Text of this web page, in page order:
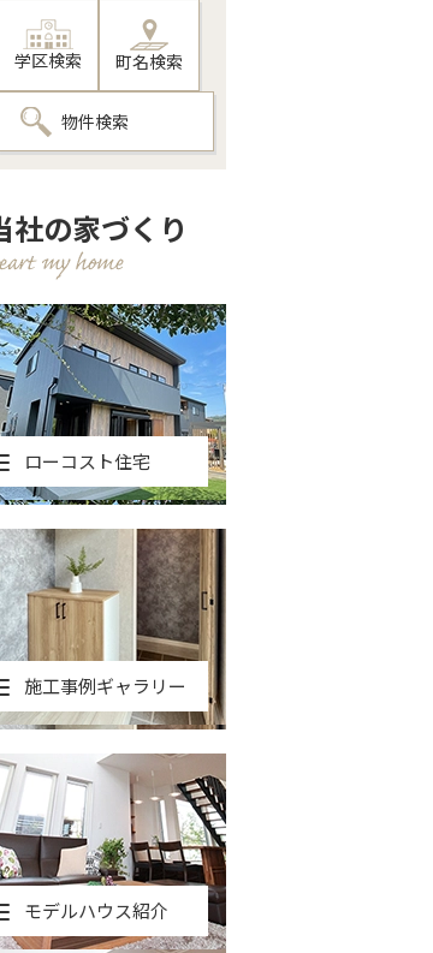
学区検索 町名検索
物件検索
社の家づくり
ローコスト住宅
施工事例ギャラリー
モデルハウス紹介